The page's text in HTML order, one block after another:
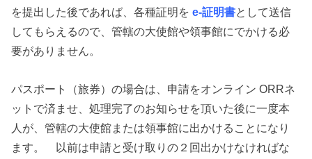
を提出した後であれば、各種証明を e-証明書として送信
してもらえるので、管轄の大使館や領事館にでかける必
要がありません。
パスポート（旅券）の場合は、申請をオンライン ORRネ
ットで済ませ、処理完了のお知らせを頂いた後に一度本
人が、管轄の大使館または領事館に出かけることになり
ます。 以前は申請と受け取りの２回出かけなければな